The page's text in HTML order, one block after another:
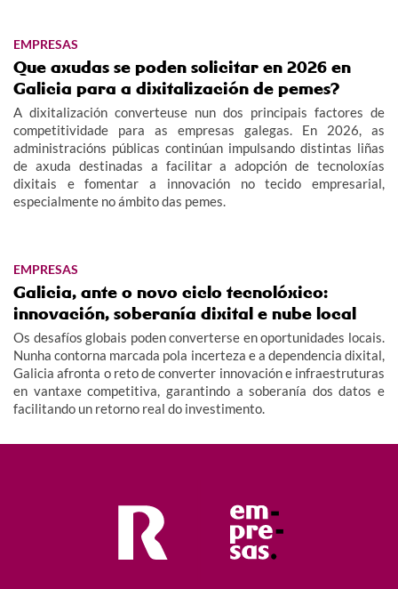
EMPRESAS
Que axudas se poden solicitar en 2026 en
Galicia para a dixitalización de pemes?
A dixitalización converteuse nun dos principais factores de
competitividade para as empresas galegas. En 2026, as
administracións públicas continúan impulsando distintas liñas
de axuda destinadas a facilitar a adopción de tecnoloxías
dixitais e fomentar a innovación no tecido empresarial,
especialmente no ámbito das pemes.
EMPRESAS
Galicia, ante o novo ciclo tecnolóxico:
innovación, soberanía dixital e nube local
Os desafíos globais poden converterse en oportunidades locais.
Nunha contorna marcada pola incerteza e a dependencia dixital,
Galicia afronta o reto de converter innovación e infraestruturas
en vantaxe competitiva, garantindo a soberanía dos datos e
facilitando un retorno real do investimento.